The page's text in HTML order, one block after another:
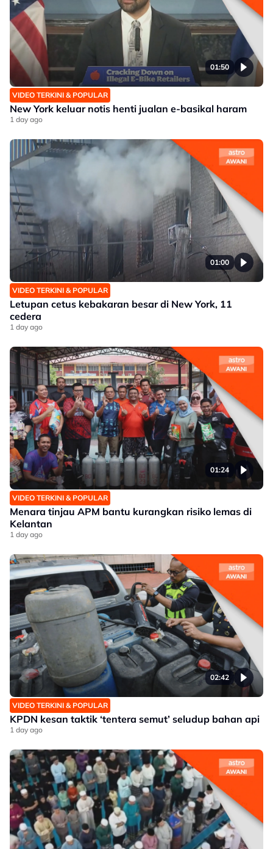
01:50
VIDEO TERKINI & POPULAR
New York keluar notis henti jualan e-basikal haram
1 day ago
01:00
VIDEO TERKINI & POPULAR
Letupan cetus kebakaran besar di New York, 11
cedera
1 day ago
01:24
VIDEO TERKINI & POPULAR
Menara tinjau APM bantu kurangkan risiko lemas di
Kelantan
1 day ago
02:42
VIDEO TERKINI & POPULAR
KPDN kesan taktik ‘tentera semut’ seludup bahan api
1 day ago